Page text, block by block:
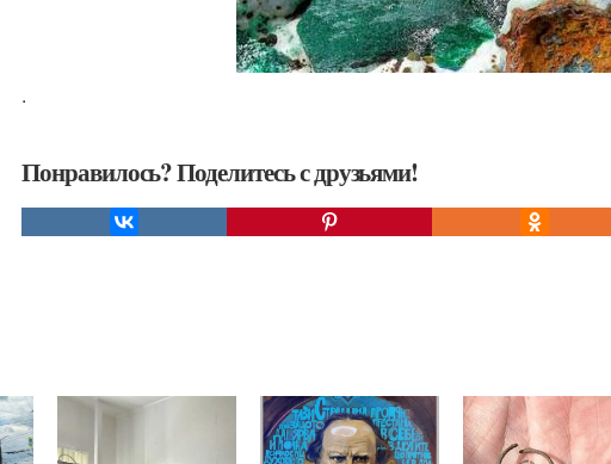
.
Понравилось? Поделитесь с друзьями!